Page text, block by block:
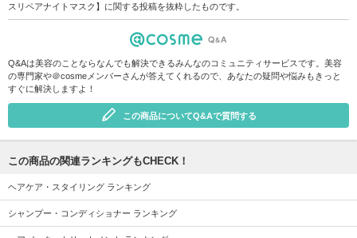
スリペアナイトマスク】に関する投稿を抜粋したものです。
Q&Aは美容のことならなんでも解決できるみんなのコミュニティサービスです。美容
の専門家や＠cosmeメンバーさんが答えてくれるので、あなたの疑問や悩みもきっと
すぐに解決しますよ！
この商品についてQ&Aで質問する
この商品の関連ランキングもCHECK！
ヘアケア・スタイリング ランキング
シャンプー・コンディショナー ランキング